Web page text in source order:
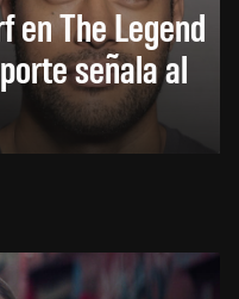
en The Legend
señala al